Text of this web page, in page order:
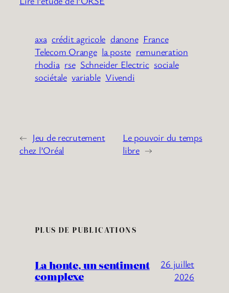
axa crédit agricole danone France
Telecom Orange la poste remuneration
rhodia rse Schneider Electric sociale
sociétale variable Vivendi
← Jeu de recrutement
chez l’Oréal
Le pouvoir du temps
libre →
PLUS DE PUBLICATIONS
La honte, un sentiment
complexe
26 juillet
2026